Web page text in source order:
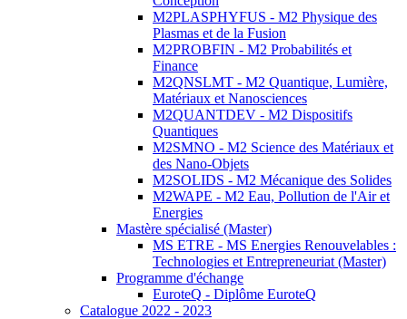
M2PLASPHYFUS - M2 Physique des
Plasmas et de la Fusion
M2PROBFIN - M2 Probabilités et
Finance
M2QNSLMT - M2 Quantique, Lumière,
Matériaux et Nanosciences
M2QUANTDEV - M2 Dispositifs
Quantiques
M2SMNO - M2 Science des Matériaux et
des Nano-Objets
M2SOLIDS - M2 Mécanique des Solides
M2WAPE - M2 Eau, Pollution de l'Air et
Energies
Mastère spécialisé (Master)
MS ETRE - MS Energies Renouvelables :
Technologies et Entrepreneuriat (Master)
Programme d'échange
EuroteQ - Diplôme EuroteQ
Catalogue 2022 - 2023